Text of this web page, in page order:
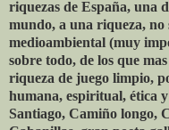
riquezas de España, una
mundo, a una riqueza, no
medioambiental (muy
sobre todo, de los que
riqueza de juego limpio,
humana, espiritual, ética
Santiago, Camiño longo,